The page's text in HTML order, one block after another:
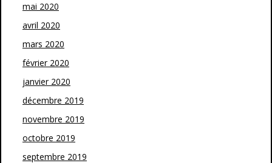
mai 2020
avril 2020
mars 2020
février 2020
janvier 2020
décembre 2019
novembre 2019
octobre 2019
septembre 2019